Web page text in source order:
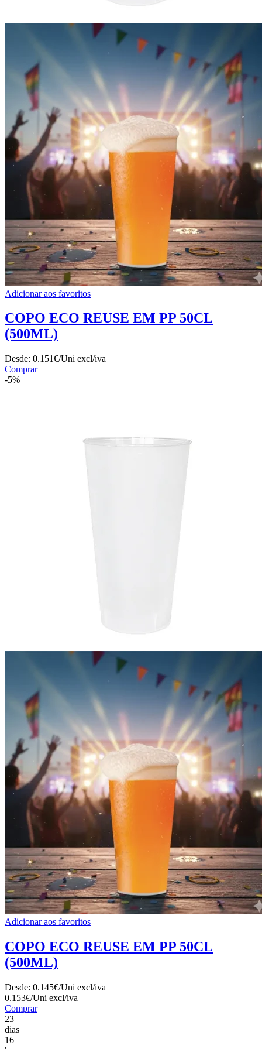
Adicionar aos favoritos
COPO ECO REUSE EM PP 50CL
(500ML)
Desde: 0.151€/Uni excl/iva
Comprar
-5%
Adicionar aos favoritos
COPO ECO REUSE EM PP 50CL
(500ML)
Desde: 0.145€/Uni excl/iva
0.153€/Uni excl/iva
Comprar
23
dias
16